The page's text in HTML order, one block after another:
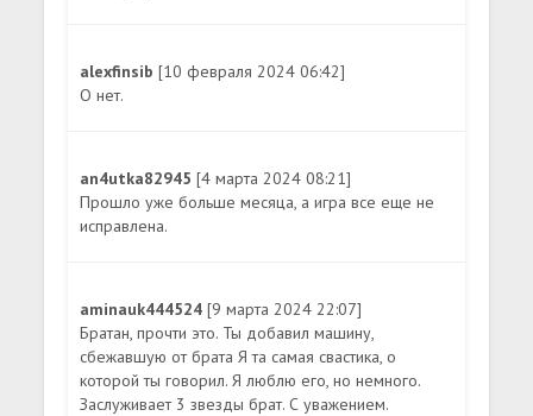
alexfinsib[10 февраля 2024 06:42]
О нет.
an4utka82945[4 марта 2024 08:21]
Прошло уже больше месяца, а игра все еще не
исправлена.
aminauk444524[9 марта 2024 22:07]
Братан, прочти это. Ты добавил машину,
сбежавшую от брата Я та самая свастика, о
которой ты говорил. Я люблю его, но немного.
Заслуживает 3 звезды брат. С уважением.